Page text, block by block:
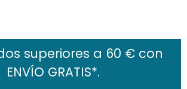
superiores a 60 € con
ENVÍO GRATIS*.